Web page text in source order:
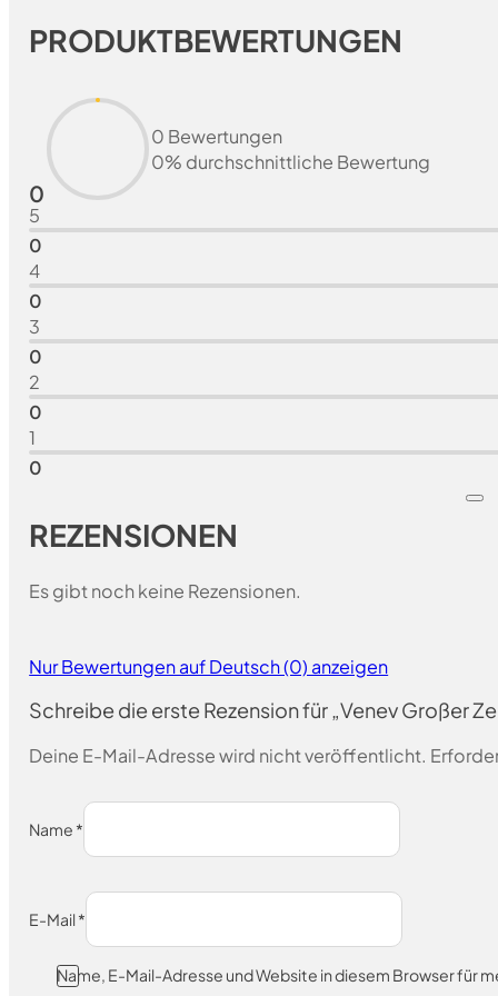
PRODUKTBEWERTUNGEN
0
0 Bewertungen
0% durchschnittliche Bewertung
5
0
4
0
3
0
2
0
1
0
REZENSIONEN
Es gibt noch keine Rezensionen.
Nur Bewertungen auf Deutsch (0) anzeigen
Schreibe die erste Rezension für „Venev Großer
Deine E-Mail-Adresse wird nicht veröffentlicht.
Name *
E-Mail*
Name, E-Mail-Adresse und Website in diesem Browser für